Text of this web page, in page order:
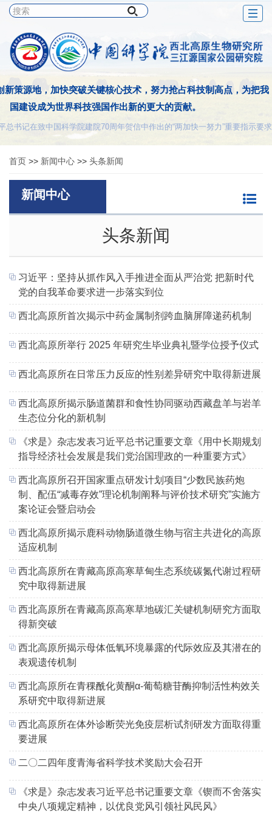
新策源地，加快突破关键核心技术，努力抢占科技制高点，为把我
国建设成为世界科技强国作出新的更大的贡献。
书记在致中国科学院建院70周年贺信中作出的“两加快一努力”重要指示要求
首页 >> 新闻中心 >> 头条新闻
新闻中心
头条新闻
习近平：坚持从抓作风入手推进全面从严治党 把新时代
党的自我革命要求进一步落实到位
西北高原所首次揭示中药金属制剂跨血脑屏障递药机制
西北高原所举行 2025 年研究生毕业典礼暨学位授予仪式
西北高原所在日常压力反应的性别差异研究中取得新进展
西北高原所揭示肠道菌群和食性协同驱动西藏盘羊与岩羊
生态位分化的新机制
《求是》杂志发表习近平总书记重要文章《用中长期规划
指导经济社会发展是我们党治国理政的一种重要方式》
西北高原所召开国家重点研发计划项目“少数民族药炮
制、配伍“减毒存效”理论机制阐释与评价技术研究”实施方
案论证会暨启动会
西北高原所揭示鹿科动物肠道微生物与宿主共进化的高原
适应机制
西北高原所在青藏高原高寒草甸生态系统碳氮代谢过程研
究中取得新进展
西北高原所在青藏高原高寒草地碳汇关键机制研究方面取
得新突破
西北高原所揭示母体低氧环境暴露的代际效应及其潜在的
表观遗传机制
西北高原所在青稞酰化黄酮α-葡萄糖苷酶抑制活性构效关
系研究中取得新进展
西北高原所在体外诊断荧光免疫层析试剂研发方面取得重
要进展
二〇二四年度青海省科学技术奖励大会召开
《求是》杂志发表习近平总书记重要文章《锲而不舍落实
中央八项规定精神，以优良党风引领社风民风》